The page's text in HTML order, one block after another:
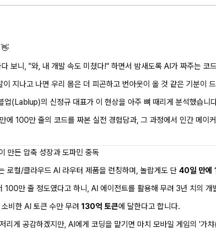
👋
보니, "와, 내 개발 속도 미쳤다!" 하면서 밤새도록 AI가 짜주는 코
지나고 나면 우리 몸은 더 피곤하고 번아웃이 올 것 같은 기분이
업(Lablup)의 신정규 대표가 이 현상을 아주 뼈 때리게 분석했습니
에 100만 줄의 코드를 짜본 실전 경험담과, 그 과정에서 인간 메이
만든 압축 성장과 도파민 중독
로컬/클라우드 AI 라우터 제품을 런칭하며, 놀랍게도 단 40일 만에
100만 줄 정도였다고 하니, AI 에이전트를 활용해 무려 3년 치의
비한 AI 토큰 수만 무려 130억 토큰에 달한다고 합니다.
리게 공감하겠지만, AI에게 코딩을 맡기면 마치 모바일 게임의 '가